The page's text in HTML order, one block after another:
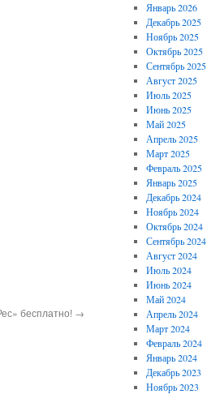
бесплатно! →
Январь 2026
Декабрь 2025
Ноябрь 2025
Октябрь 2025
Сентябрь 2025
Август 2025
Июль 2025
Июнь 2025
Май 2025
Апрель 2025
Март 2025
Февраль 2025
Январь 2025
Декабрь 2024
Ноябрь 2024
Октябрь 2024
Сентябрь 2024
Август 2024
Июль 2024
Июнь 2024
Май 2024
Апрель 2024
Март 2024
Февраль 2024
Январь 2024
Декабрь 2023
Ноябрь 2023